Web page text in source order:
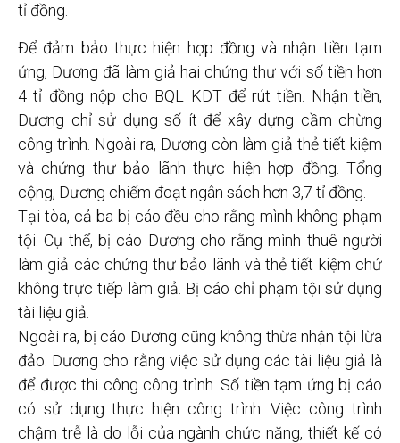
tỉ đồng.
Để đảm bảo thực hiện hợp đồng và nhận tiền tạm
ứng, Dương đã làm giả hai chứng thư với số tiền hơn
4 tỉ đồng nộp cho BQL KDT để rút tiền. Nhận tiền,
Dương chỉ sử dụng số ít để xây dựng cầm chừng
công trình. Ngoài ra, Dương còn làm giả thẻ tiết kiệm
và chứng thư bảo lãnh thực hiện hợp đồng. Tổng
cộng, Dương chiếm đoạt ngân sách hơn 3,7 tỉ đồng.
Tại tòa, cả ba bị cáo đều cho rằng mình không phạm
tội. Cụ thể, bị cáo Dương cho rằng mình thuê người
làm giả các chứng thư bảo lãnh và thẻ tiết kiệm chứ
không trực tiếp làm giả. Bị cáo chỉ phạm tội sử dụng
tài liệu giả.
Ngoài ra, bị cáo Dương cũng không thừa nhận tội lừa
đảo. Dương cho rằng việc sử dụng các tài liệu giả là
để được thi công công trình. Số tiền tạm ứng bị cáo
có sử dụng thực hiện công trình. Việc công trình
chậm trễ là do lỗi của ngành chức năng, thiết kế có